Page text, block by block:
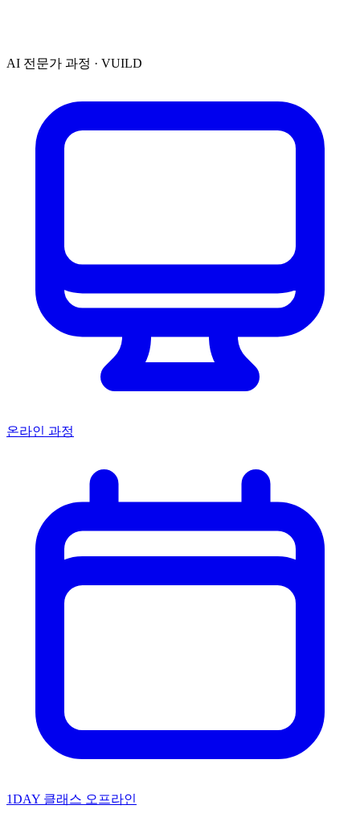
AI 전문가 과정 · VUILD
온라인 과정
1DAY 클래스 오프라인